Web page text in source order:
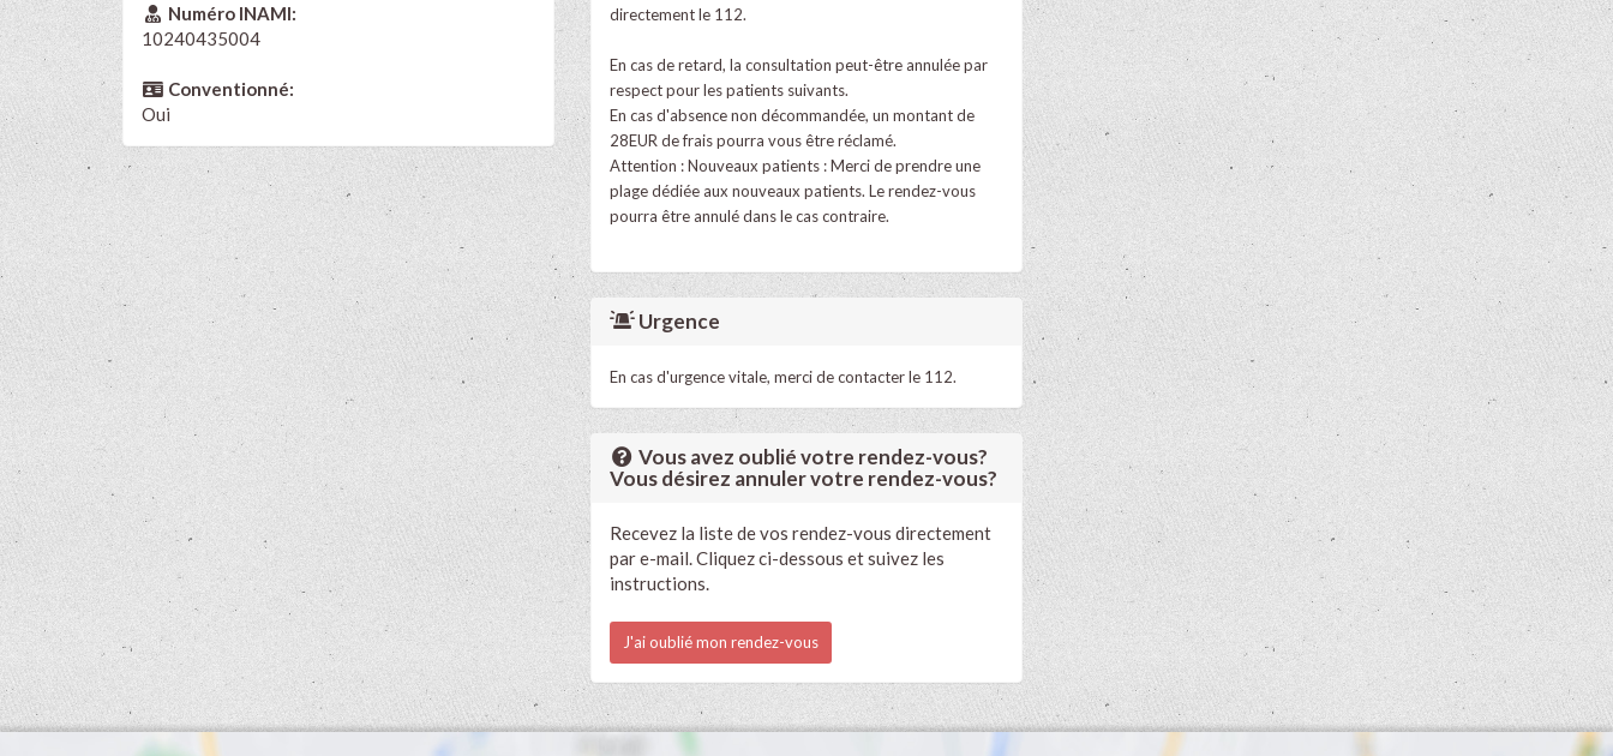
Numéro INAMI:
10240435004
Conventionné:
Oui
directement le 112.
En cas de retard, la consultation peut-être annulée par
respect pour les patients suivants.
En cas d'absence non décommandée, un montant de
28EUR de frais pourra vous être réclamé.
Attention : Nouveaux patients : Merci de prendre une
plage dédiée aux nouveaux patients. Le rendez-vous
pourra être annulé dans le cas contraire.
Urgence
En cas d'urgence vitale, merci de contacter le 112.
Vous avez oublié votre rendez-vous?
Vous désirez annuler votre rendez-vous?
Recevez la liste de vos rendez-vous directement
par e-mail. Cliquez ci-dessous et suivez les
instructions.
J'ai oublié mon rendez-vous